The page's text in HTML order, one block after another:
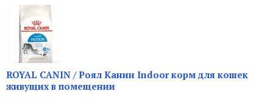
ROYAL CANIN / Роял Канин Indoor корм для кошек
живущих в помещении